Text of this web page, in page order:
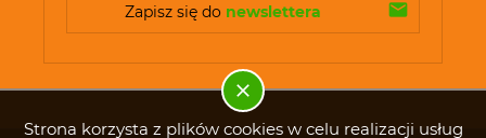
Strona korzysta z plików cookies w celu realizacji usług
Zapisz się do newslettera